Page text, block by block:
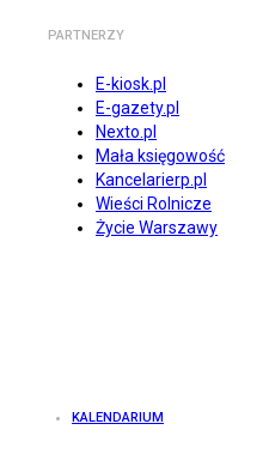
PARTNERZY
E-kiosk.pl
E-gazety.pl
Nexto.pl
Mała księgowość
Kancelarierp.pl
Wieści Rolnicze
Życie Warszawy
KALENDARIUM